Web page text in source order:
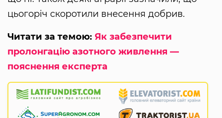
цьогоріч скоротили внесення добрив.
Читати за темою: Як забезпечити
пролонгацію азотного живлення —
пояснення експерта